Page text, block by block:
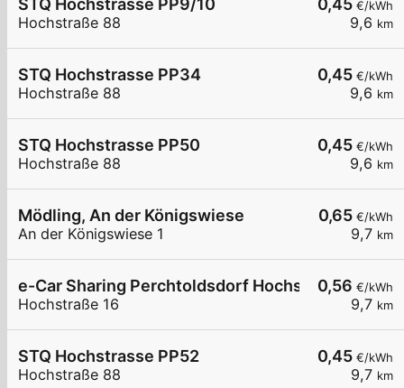
0,45 €/kWh
9,6 km
STQ Hochstrasse PP9/10
Hochstraße 88
0,45 €/kWh
9,6 km
STQ Hochstrasse PP34
Hochstraße 88
0,45 €/kWh
9,6 km
STQ Hochstrasse PP50
Hochstraße 88
0,65 €/kWh
9,7 km
Mödling, An der Königswiese
An der Königswiese 1
0,56 €/kWh
9,7 km
e-Car Sharing Perchtoldsdorf Hochstraße
Hochstraße 16
0,45 €/kWh
9,7 km
STQ Hochstrasse PP52
Hochstraße 88